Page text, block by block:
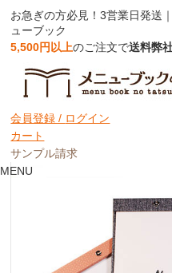
お急ぎの方必見！3営業日発送
ューブック
5,500円以上のご注文で送料弊
会員登録 / ログイン
カート
サンプル請求
MENU
お急ぎ｜カフェ風
表紙のみ・3営業日